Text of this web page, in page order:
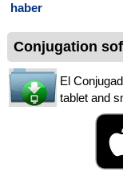
haber
Conjugation
El
tablet and